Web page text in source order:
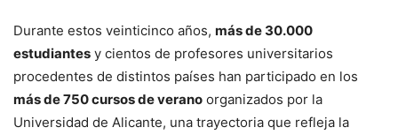
Durante estos veinticinco años, más de 30.000
estudiantes y cientos de profesores universitarios
procedentes de distintos países han participado en los
más de 750 cursos de verano organizados por la
Universidad de Alicante, una trayectoria que refleja la